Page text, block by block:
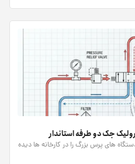
جک دو طرفه استاندار
های پرس بزرگ را در کارخانه ها دیده